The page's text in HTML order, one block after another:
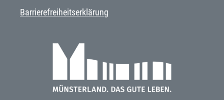
Barrierefreiheitserklärung